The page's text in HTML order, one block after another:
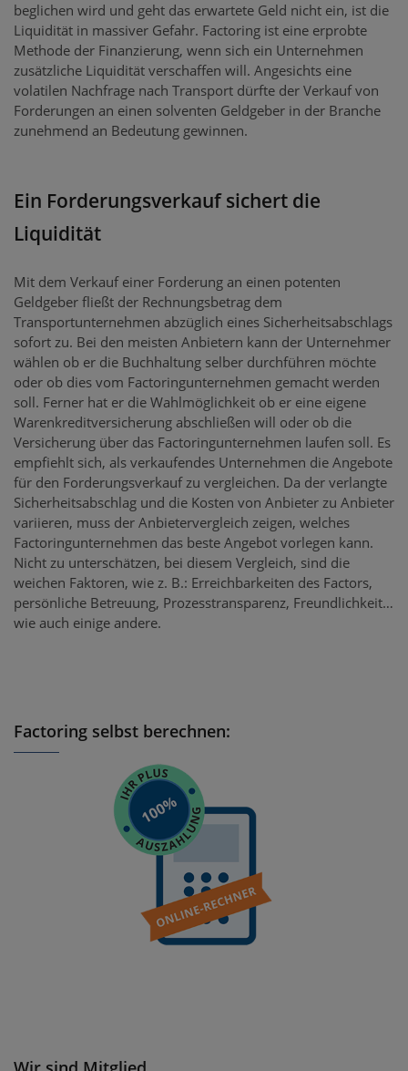
beglichen wird und geht das erwartete Geld nicht ein, ist die
Liquidität in massiver Gefahr. Factoring ist eine erprobte
Methode der Finanzierung, wenn sich ein Unternehmen
zusätzliche Liquidität verschaffen will. Angesichts eine
volatilen Nachfrage nach Transport dürfte der Verkauf von
Forderungen an einen solventen Geldgeber in der Branche
zunehmend an Bedeutung gewinnen.
Ein Forderungsverkauf sichert die
Liquidität
Mit dem Verkauf einer Forderung an einen potenten
Geldgeber fließt der Rechnungsbetrag dem
Transportunternehmen abzüglich eines Sicherheitsabschlags
sofort zu. Bei den meisten Anbietern kann der Unternehmer
wählen ob er die Buchhaltung selber durchführen möchte
oder ob dies vom Factoringunternehmen gemacht werden
soll. Ferner hat er die Wahlmöglichkeit ob er eine eigene
Warenkreditversicherung abschließen will oder ob die
Versicherung über das Factoringunternehmen laufen soll. Es
empfiehlt sich, als verkaufendes Unternehmen die Angebote
für den Forderungsverkauf zu vergleichen. Da der verlangte
Sicherheitsabschlag und die Kosten von Anbieter zu Anbieter
variieren, muss der Anbietervergleich zeigen, welches
Factoringunternehmen das beste Angebot vorlegen kann.
Nicht zu unterschätzen, bei diesem Vergleich, sind die
weichen Faktoren, wie z. B.: Erreichbarkeiten des Factors,
persönliche Betreuung, Prozesstransparenz, Freundlichkeit…
wie auch einige andere.
Factoring selbst berechnen: